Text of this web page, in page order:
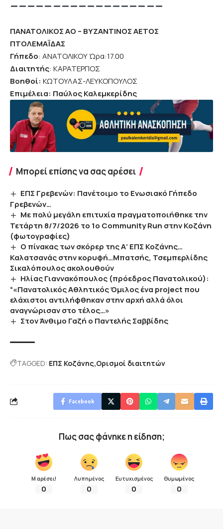
ΠΑΝΑΤΟΛΙΚΟΣ ΑΟ – ΒΥΖΑΝΤΙΝΟΣ ΑΕΤΟΣ
ΠΤΟΛΕΜΑΪΔΑΣ
Γήπεδο: ΑΝΑΤΟΛΙΚΟΥ Ώρα:17.00
Διαιτητής: ΚΑΡΑΤΕΡΠΟΣ
Βοηθοί: ΚΩΤΟΥΛΑΣ-ΛΕΥΚΟΠΟΥΛΟΣ
Επιμέλεια: Παύλος Καλεμκερίδης
Μπορεί επίσης να σας αρέσει
ΕΠΣ Γρεβενών: Πανέτοιμο το Ενωσιακό Γήπεδο
Γρεβενών…
Με πολύ μεγάλη επιτυχία πραγματοποιήθηκε την
Τετάρτη 8/7/2026 το 1ο Community Run στην Κοζάνη
(φωτογραφίες)
Ο πίνακας των σκόρερ της Α’ ΕΠΣ Κοζάνης…
Καλατσανάς στην κορυφή…Μπατσής, Τσεμπερλίδης
Σικαλόπουλος ακολουθούν
Ηλίας Γιαννακόπουλος (πρόεδρος Πανατολικού):
“«Πανατολικός Αθλητικός Όμιλος ένα project που
ελάχιστοι αντιλήφθηκαν στην αρχή αλλά όλοι
αναγνώρισαν στο τέλος…»
Στον Άνθιμο Γαζή ο Παντελής Σαββίδης
TAGGED: ΕΠΣ Κοζάνης Ορισμοί διαιτητών
Facebook
Πως σας φάνηκε η είδηση;
Μ αρέσει!
0
Λυπημένος
0
Ευτυχισμένος
0
Θυμωμένος
0